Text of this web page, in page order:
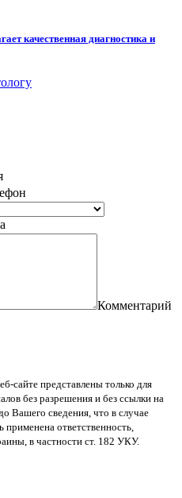
качественная диагностика и
Комментарий
сайте представлены только для
без разрешения и без ссылки на
Вашего сведения, что в случае
ответственность,
в частности ст. 182 УКУ.